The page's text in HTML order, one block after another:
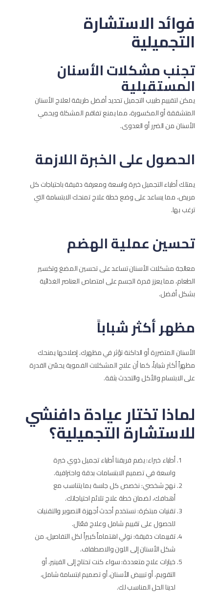
فوائد الاستشارة
التجميلية
تجنب مشكلات الأسنان
المستقبلية
يمكن لتقييم طبيب التجميل تحديد أفضل طريقة لعلاج الأسنان
المتشققة أو المكسورة، مما يمنع تفاقم المشكلة ويحمي
الأسنان من الضرر أو العدوى.
الحصول على الخبرة اللازمة
يمتلك أطباء التجميل خبرة واسعة ومعرفة دقيقة باحتياجات كل
مريض، مما يساعد على وضع خطة علاج تمنحك الابتسامة التي
ترغب بها.
تحسين عملية الهضم
معالجة مشكلات الأسنان تساعد على تحسين المضغ وتكسير
الطعام، مما يعزز قدرة الجسم على امتصاص العناصر الغذائية
بشكل أفضل.
مظهر أكثر شباباً
الأسنان المتضررة أو الداكنة تؤثر في مظهرك. إصلاحها يمنحك
مظهراً أكثر شباباً، كما أن علاج المشكلات الفموية يحسّن القدرة
على الابتسام والأكل والتحدث بثقة.
لماذا تختار عيادة دافنشي
للاستشارة التجميلية؟
أطباء خبراء: يضم فريقنا أطباء تجميل ذوي خبرة
واسعة في تصميم الابتسامات بدقة واحترافية.
نهج شخصي: نخصص كل جلسة بما يتناسب مع
أهدافك، لضمان خطة علاج تلائم احتياجاتك.
تقنيات مبتكرة: نستخدم أحدث أجهزة التصوير والتقنيات
للحصول على تقييم شامل وعلاج فعّال.
تقييمات دقيقة: نولي اهتماماً كبيراً لكل التفاصيل، من
شكل الأسنان إلى اللون والاصطفاف.
خيارات علاج متعددة: سواء كنت تحتاج إلى الفينير، أو
التقويم، أو تبييض الأسنان، أو تصميم ابتسامة شامل،
لدينا الحل المناسب لك.